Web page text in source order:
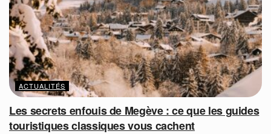
ACTUALITÉS
Les secrets enfouis de Megève : ce que les guides
touristiques classiques vous cachent